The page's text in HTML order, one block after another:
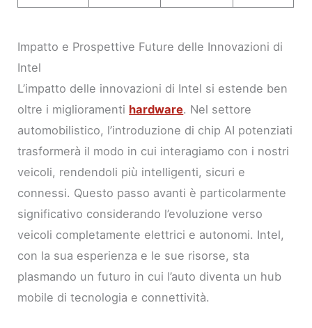
Impatto e Prospettive Future delle Innovazioni di
Intel
L’impatto delle innovazioni di Intel si estende ben
oltre i miglioramenti hardware. Nel settore
automobilistico, l’introduzione di chip AI potenziati
trasformerà il modo in cui interagiamo con i nostri
veicoli, rendendoli più intelligenti, sicuri e
connessi. Questo passo avanti è particolarmente
significativo considerando l’evoluzione verso
veicoli completamente elettrici e autonomi. Intel,
con la sua esperienza e le sue risorse, sta
plasmando un futuro in cui l’auto diventa un hub
mobile di tecnologia e connettività.